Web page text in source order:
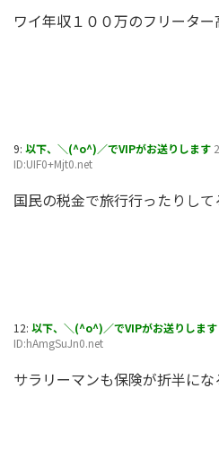
ワイ年収１００万のフリータ
9: 以下、＼(^o^)／でVIPがお送りします
ID:UIF0+Mjt0.net
国民の税金で旅行行ったりし
12: 以下、＼(^o^)／でVIPがお送りします
ID:hAmgSuJn0.net
サラリーマンも保険が折半に